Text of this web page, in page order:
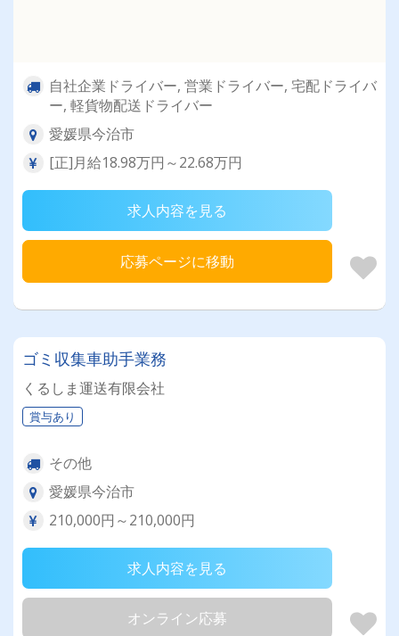
自社企業ドライバー, 営業ドライバー, 宅配ドライバ
ー, 軽貨物配送ドライバー
愛媛県今治市
[正]月給18.98万円～22.68万円
求人内容を見る
応募ページに移動
ゴミ収集車助手業務
くるしま運送有限会社
賞与あり
その他
愛媛県今治市
210,000円～210,000円
求人内容を見る
オンライン応募